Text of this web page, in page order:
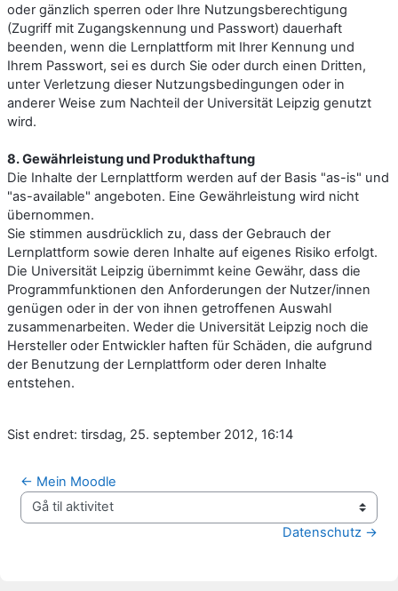
oder gänzlich sperren oder Ihre Nutzungsberechtigung
(Zugriff mit Zugangskennung und Passwort) dauerhaft
beenden, wenn die Lernplattform mit Ihrer Kennung und
Ihrem Passwort, sei es durch Sie oder durch einen Dritten,
unter Verletzung dieser Nutzungsbedingungen oder in
anderer Weise zum Nachteil der Universität Leipzig genutzt
wird.
8. Gewährleistung und Produkthaftung
Die Inhalte der Lernplattform werden auf der Basis "as-is" und
"as-available" angeboten. Eine Gewährleistung wird nicht
übernommen.
Sie stimmen ausdrücklich zu, dass der Gebrauch der
Lernplattform sowie deren Inhalte auf eigenes Risiko erfolgt.
Die Universität Leipzig übernimmt keine Gewähr, dass die
Programmfunktionen den Anforderungen der Nutzer/innen
genügen oder in der von ihnen getroffenen Auswahl
zusammenarbeiten. Weder die Universität Leipzig noch die
Hersteller oder Entwickler haften für Schäden, die aufgrund
der Benutzung der Lernplattform oder deren Inhalte
entstehen.
Sist endret: tirsdag, 25. september 2012, 16:14
← Mein Moodle
Gå til aktivitet
Datenschutz →